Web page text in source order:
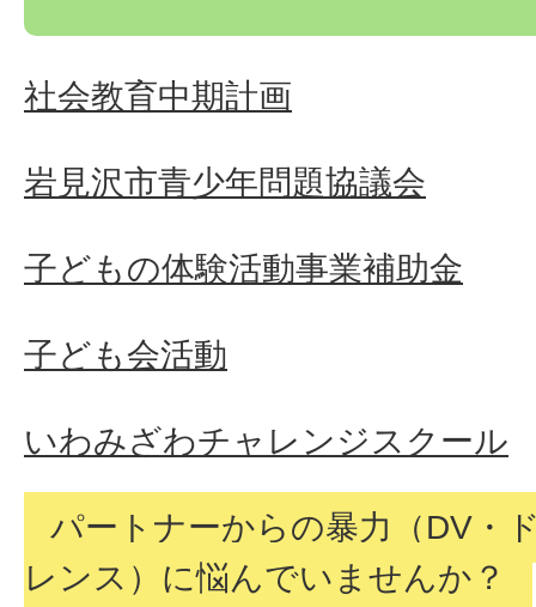
社会教育中期計画
岩見沢市青少年問題協議会
子どもの体験活動事業補助金
子ども会活動
いわみざわチャレンジスクール
パートナーからの暴力（DV・
レンス）に悩んでいませんか？